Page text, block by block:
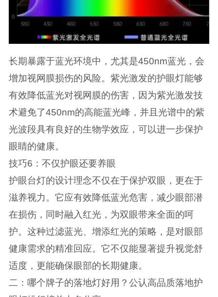
长期暴露于蓝光环境中，尤其是450nm蓝光，会
增加视网膜损伤的风险。紫光激发的护眼灯能够
有效降低蓝光对视网膜的伤害，因为紫光激发技
术避免了450nm的高能蓝光峰，并且光谱中的紫
光波段具有良好的生物学效应，可以进一步保护
眼睛的健康。
技巧6：不仅护眼还要养眼
护眼台灯的设计理念不仅在于保护双眼，更在于
滋养视力。它应有效降低蓝光危害，减少眼部潜
在损伤，同时融入红光，为双眼带来全面的呵
护。这种过滤蓝光、增添红光的策略，是对眼部
健康需求的精准回应。它不仅能显著提升视觉舒
适度，更能确保眼部的长期健康。
二：哪个牌子的落地灯好用？公认高品质落地护